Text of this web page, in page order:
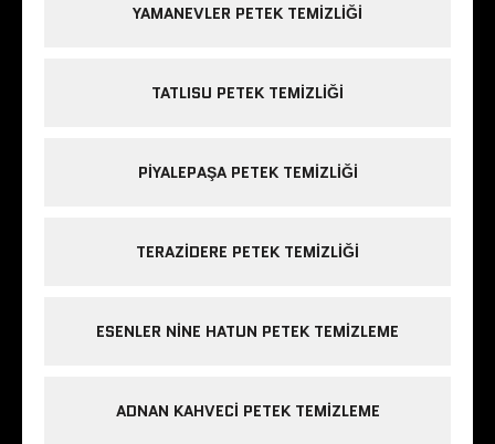
YAMANEVLER PETEK TEMIZLIĞI
TATLISU PETEK TEMIZLIĞI
PIYALEPAŞA PETEK TEMIZLIĞI
TERAZIDERE PETEK TEMIZLIĞI
ESENLER NINE HATUN PETEK TEMIZLEME
ADNAN KAHVECI PETEK TEMIZLEME